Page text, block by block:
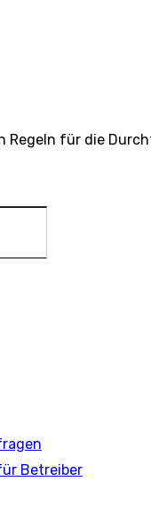
Regeln für die
Betreiber